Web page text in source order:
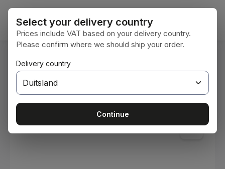
Ga naar de hoofdinhoud
U bent hier: Home
Verven en lakken
Afbeeldingengalerij overslaan
Select your delivery country
Prices include VAT based on your delivery country.
Please confirm where we should ship your order.
Delivery country
Continue